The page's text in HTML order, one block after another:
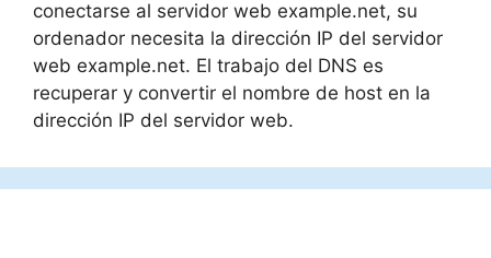
conectarse al servidor web example.net, su
ordenador necesita la dirección IP del servidor
web example.net. El trabajo del DNS es
recuperar y convertir el nombre de host en la
dirección IP del servidor web.